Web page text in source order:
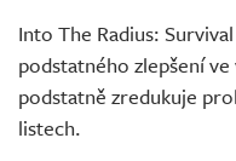
Into The Radius:
podstatného zlepšení
podstatně zredukuje
listech.